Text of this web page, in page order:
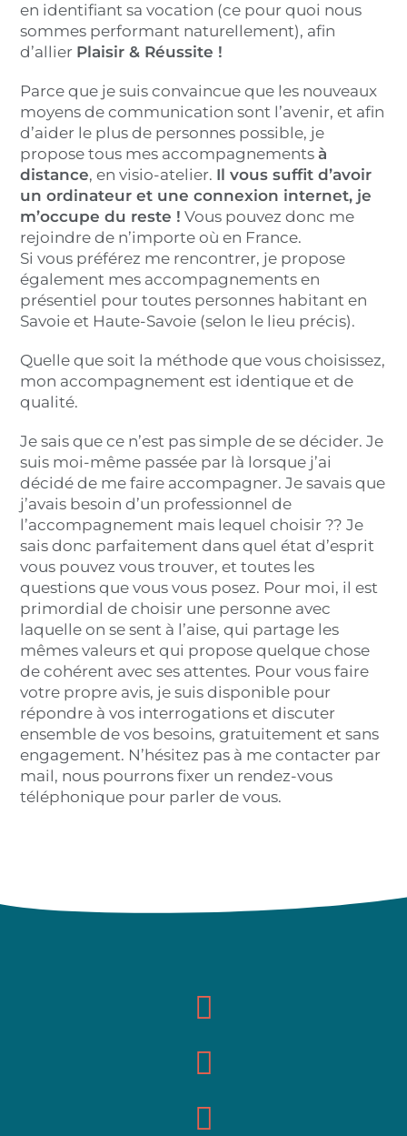
en identifiant sa vocation (ce pour quoi nous
sommes performant naturellement), afin
d’allier Plaisir & Réussite !
Parce que je suis convaincue que les nouveaux
moyens de communication sont l’avenir, et afin
d’aider le plus de personnes possible, je
propose tous mes accompagnementsà
distance, en visio-atelier. Il vous suffit d’avoir
un ordinateur et une connexion internet, je
m’occupe du reste ! Vous pouvez donc me
rejoindre de n’importe où en France.
Si vous préférez me rencontrer, je propose
également mes accompagnements en
présentiel pour toutes personnes habitant en
Savoie et Haute-Savoie (selon le lieu précis).
Quelle que soit la méthode que vous choisissez,
mon accompagnement est identique et de
qualité.
Je sais que ce n’est pas simple de se décider. Je
suis moi-même passée par là lorsque j’ai
décidé de me faire accompagner. Je savais que
j’avais besoin d’un professionnel de
l’accompagnement mais lequel choisir ?? Je
sais donc parfaitement dans quel état d’esprit
vous pouvez vous trouver, et toutes les
questions que vous vous posez. Pour moi, il est
primordial de choisir une personne avec
laquelle on se sent à l’aise, qui partage les
mêmes valeurs et qui propose quelque chose
de cohérent avec ses attentes. Pour vous faire
votre propre avis, je suis disponible pour
répondre à vos interrogations et discuter
ensemble de vos besoins, gratuitement et sans
engagement. N’hésitez pas à me contacter par
mail, nous pourrons fixer un rendez-vous
téléphonique pour parler de vous.